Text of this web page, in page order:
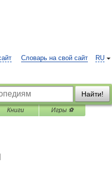
RU
Словарь на свой сайт
Найти!
Книги Игры ⚽